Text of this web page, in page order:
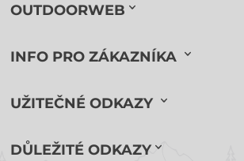
OUTDOORWEB
INFO PRO ZÁKAZNÍKA
UŽITEČNÉ ODKAZY
DŮLEŽITÉ ODKAZY